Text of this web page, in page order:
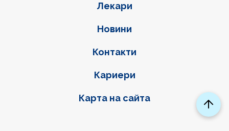
Лекари
Новини
Контакти
Кариери
Карта на сайта